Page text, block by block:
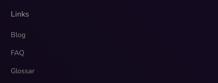
Links
Blog
FAQ
Glossar